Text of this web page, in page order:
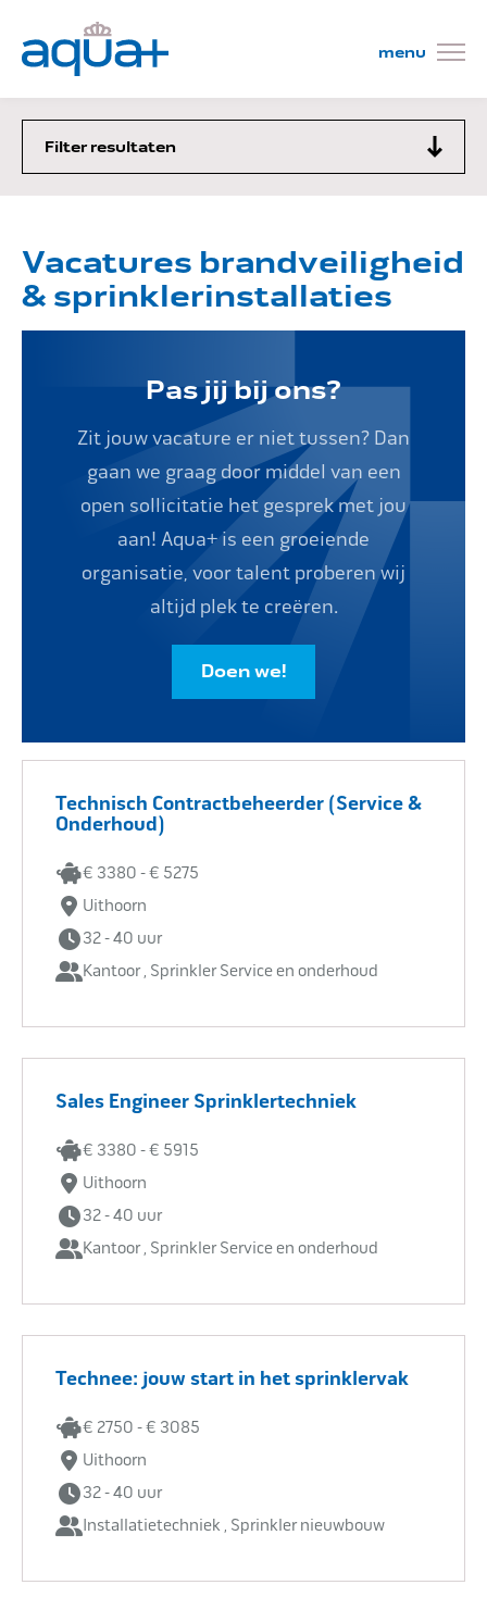
Wat wij doen
Projecten
Kom werken!
Impact
Onderhoud
Contact
Filter resultaten
Vacatures brandveiligheid
& sprinklerinstallaties
Pas jij bij ons?
Zit jouw vacature er niet tussen? Dan
gaan we graag door middel van een
open sollicitatie het gesprek met jou
aan! Aqua+ is een groeiende
organisatie, voor talent proberen wij
altijd plek te creëren.
Doen we!
Technisch Contractbeheerder (Service &
Onderhoud)
€ 3380 - € 5275
Uithoorn
32 - 40 uur
Kantoor , Sprinkler Service en onderhoud
Sales Engineer Sprinklertechniek
€ 3380 - € 5915
Uithoorn
32 - 40 uur
Kantoor , Sprinkler Service en onderhoud
Technee: jouw start in het sprinklervak
€ 2750 - € 3085
Uithoorn
32 - 40 uur
Installatietechniek , Sprinkler nieuwbouw